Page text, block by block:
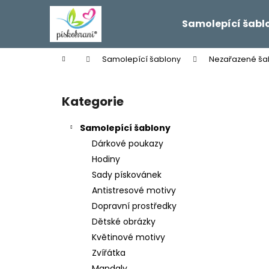
Samolepící
Domů Samolepící šablony Nezařazené
Přeskočit
kategorie
Kategorie
Samolepící šablony
Dárkové poukazy
Hodiny
Sady pískovánek
Antistresové motivy
Dopravní prostředky
Dětské obrázky
Květinové motivy
Zvířátka
í
Zpět
do
Zpět
do